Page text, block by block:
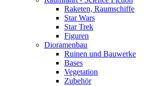
Raketen, Raumschiffe
Star Wars
Star Trek
Figuren
Dioramenbau
Ruinen und Bauwerke
Bases
Vegetation
Zubehör